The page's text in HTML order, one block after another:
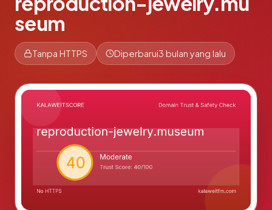
seum
Tanpa HTTPS Diperbarui3 bulan yang lalu